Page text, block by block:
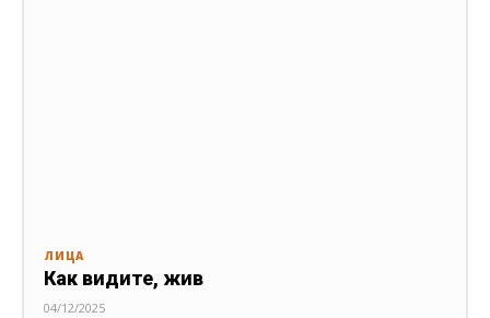
ЛИЦА
Как видите, жив
04/12/2025